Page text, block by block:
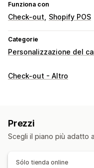
Funziona con
Check-out Shopify POS
Categorie
Personalizzazione del
Visualizzazione del carrello
Note personalizzate
Check-out - Altro
Prezzi
Scegli il piano più adatto
Sólo tienda online